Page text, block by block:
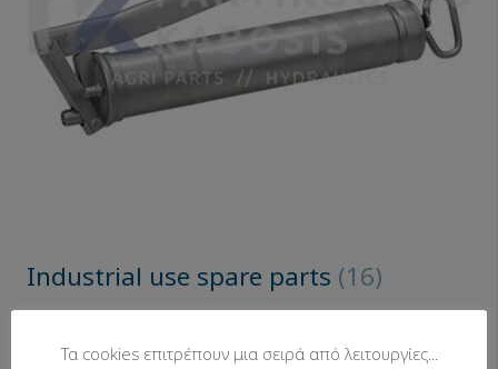
Industrial use spare parts (16)
Τα cookies επιτρέπουν μια σειρά από λειτουργίες...